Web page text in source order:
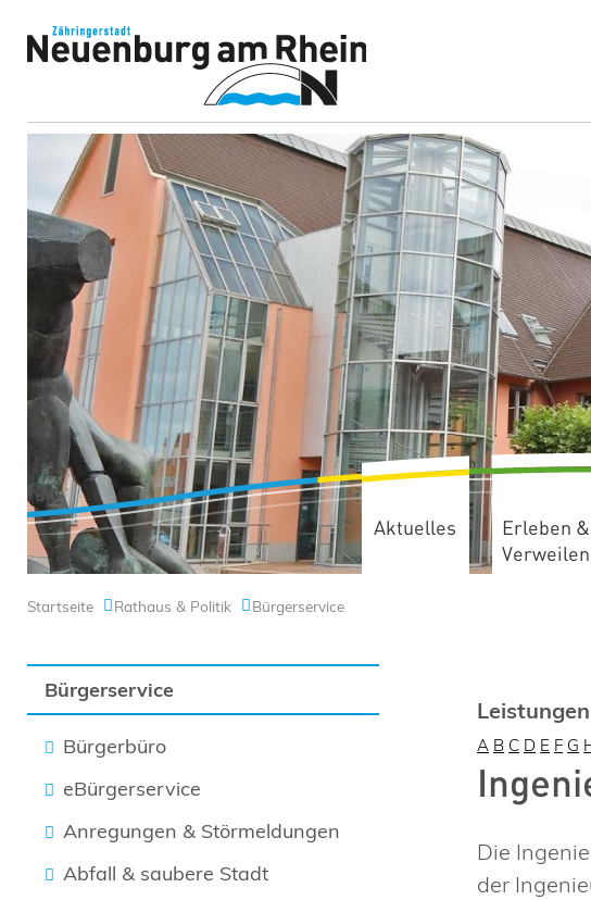
Aktuelles
Erleben &
Verweilen
Startseite Rathaus & Politik Bürgerservice
Bürgerservice
Bürgerbüro
eBürgerservice
Anregungen & Störmeldungen
Abfall & saubere Stadt
Leistungen
A B C D E F G
Die
der